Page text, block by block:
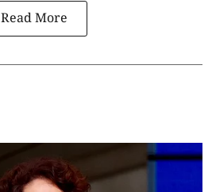
Read More